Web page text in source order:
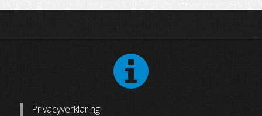
Privacyverklaring